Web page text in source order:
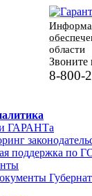
области
Звоните
8-800-
ГАРАНТа
поддержка по